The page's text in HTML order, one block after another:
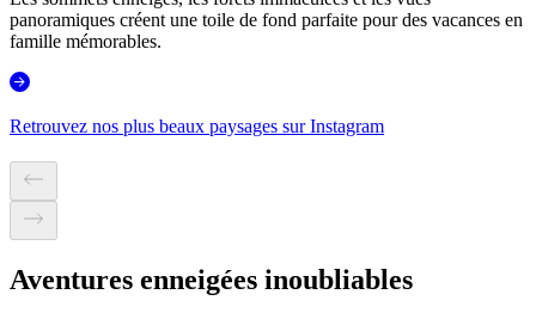
panoramiques créent une toile de fond parfaite pour des vacances en
famille mémorables.
Retrouvez nos plus beaux paysages sur Instagram
Aventures enneigées inoubliables